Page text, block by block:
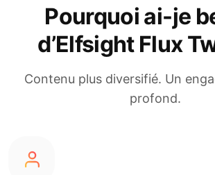
Pourquoi ai-je
d’Elfsight Flux
Contenu plus diversifié. Un
profond.